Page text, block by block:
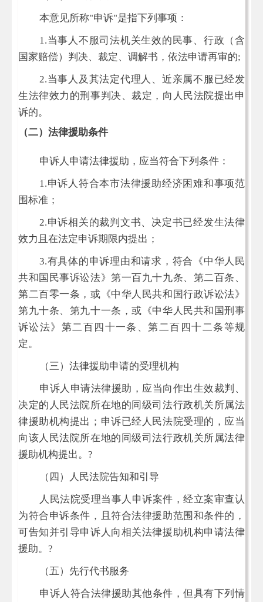
本意见所称"申诉"是指下列事项：
1.当事人不服司法机关生效的民事、行政（含
国家赔偿）判决、裁定、调解书，依法申请再审的;
2.当事人及其法定代理人、近亲属不服已经发
生法律效力的刑事判决、裁定，向人民法院提出申
诉的。
（二）法律援助条件
申诉人申请法律援助，应当符合下列条件：
1.申诉人符合本市法律援助经济困难和事项范
围标准；
2.申诉相关的裁判文书、决定书已经发生法律
效力且在法定申诉期限内提出；
3.有具体的申诉理由和请求，符合《中华人民
共和国民事诉讼法》第一百九十九条、第二百条、
第二百零一条，或《中华人民共和国行政诉讼法》
第九十条、第九十一条，或《中华人民共和国刑事
诉讼法》第二百四十一条、第二百四十二条等规
定。
（三）法律援助申请的受理机构
申诉人申请法律援助，应当向作出生效裁判、
决定的人民法院所在地的同级司法行政机关所属法
律援助机构提出；申诉已经人民法院受理的，应当
向该人民法院所在地的同级司法行政机关所属法律
援助机构提出。 ?
（四）人民法院告知和引导
人民法院受理当事人申诉案件，经立案审查认
为符合申诉条件，且符合法律援助范围和条件的，
可告知并引导申诉人向相关法律援助机构申请法律
援助。 ?
（五）先行代书服务
申诉人符合法律援助其他条件，但具有下列情